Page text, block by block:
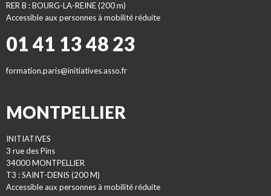
RER B : BOURG-LA-REINE (200 m)
Accessible aux personnes à mobilité réduite
01 41 13 48 23
formation.paris@initiatives.asso.fr
MONTPELLIER
INITIATIVES
3 rue des Pins
34000 MONTPELLIER
T3 : SAINT-DENIS (200 M)
Accessible aux personnes à mobilité réduite